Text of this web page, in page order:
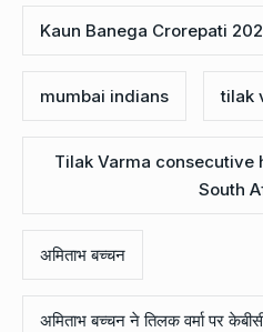
Kaun Banega Crorepati
mumbai indians tilak
Tilak Varma consecutive
South
अमिताभ बच्चन
अमिताभ बच्चन ने तिलक वर्मा पर